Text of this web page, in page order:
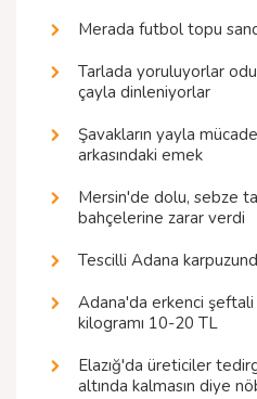
Merada futbol topu
Tarlada yoruluyorlar
çayla dinleniyorlar
Şavakların yayla
arkasındaki emek
Mersin'de dolu, sebze
bahçelerine zarar verdi
Tescilli Adana
Adana'da erkenci şeftali
kilogramı 10-20 TL
Elazığ'da üreticiler
altında kalmasın diye